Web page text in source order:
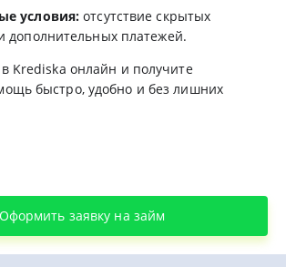
условия: отсутствие скрытых
дополнительных платежей.
Krediska онлайн и получите
быстро, удобно и без лишних
Оформить заявку на займ